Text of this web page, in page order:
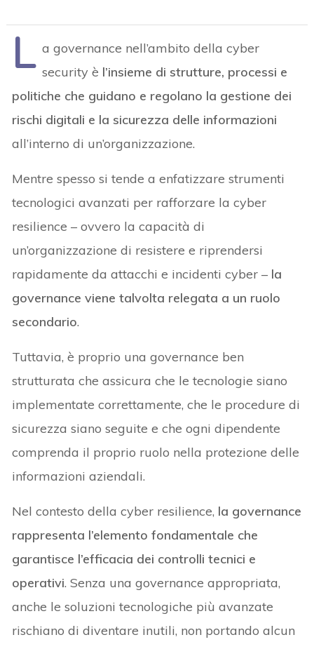
L a governance nell’ambito della cyber
security è l’insieme di strutture, processi e
politiche che guidano e regolano la gestione dei
rischi digitali e la sicurezza delle informazioni
all’interno di un’organizzazione.
Mentre spesso si tende a enfatizzare strumenti
tecnologici avanzati per rafforzare la cyber
resilience – ovvero la capacità di
un’organizzazione di resistere e riprendersi
rapidamente da attacchi e incidenti cyber – la
governance viene talvolta relegata a un ruolo
secondario.
Tuttavia, è proprio una governance ben
strutturata che assicura che le tecnologie siano
implementate correttamente, che le procedure di
sicurezza siano seguite e che ogni dipendente
comprenda il proprio ruolo nella protezione delle
informazioni aziendali.
Nel contesto della cyber resilience, la governance
rappresenta l’elemento fondamentale che
garantisce l’efficacia dei controlli tecnici e
operativi. Senza una governance appropriata,
anche le soluzioni tecnologiche più avanzate
rischiano di diventare inutili, non portando alcun